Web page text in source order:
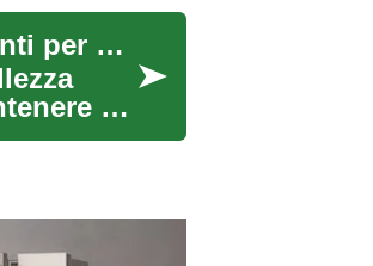
Rassodamento della Pelle: Tecniche e Trattamenti per una Pelle Più Tonica
un